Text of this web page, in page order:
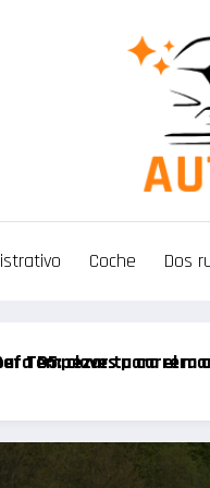
Coche Dos
de lubricación con la